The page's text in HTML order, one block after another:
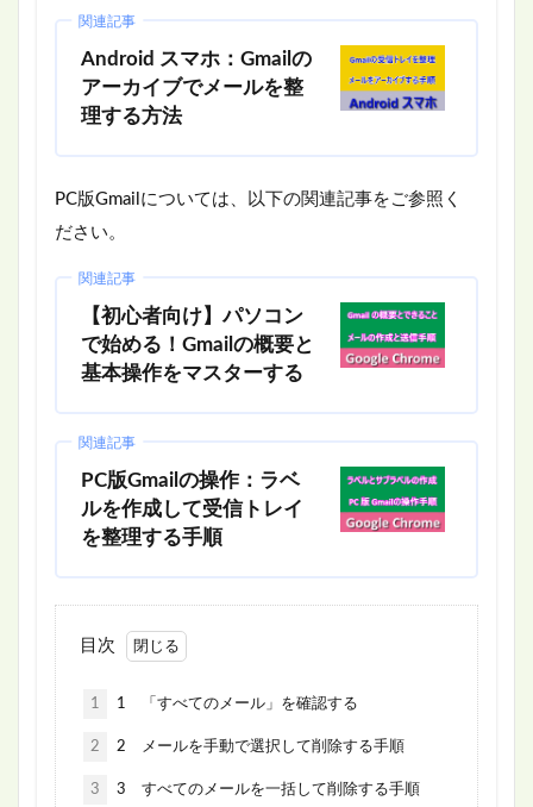
関連記事
Android スマホ：Gmailの
アーカイブでメールを整
理する方法
PC版Gmailについては、以下の関連記事をご参照く
ださい。
関連記事
【初心者向け】パソコン
で始める！Gmailの概要と
基本操作をマスターする
関連記事
PC版Gmailの操作：ラベ
ルを作成して受信トレイ
を整理する手順
目次
1 1 「すべてのメール」を確認する
2 2 メールを手動で選択して削除する手順
3 3 すべてのメールを一括して削除する手順